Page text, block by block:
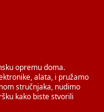
opremu doma.
alata, i pružamo
stručnjaka, nudimo
kako biste stvorili